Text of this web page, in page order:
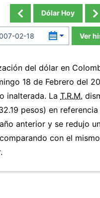
Dólar Hoy
Ver
del dólar en
18 de Febrero del
inalterada. La T.R.M.
pesos) en
anterior y se redujo
con el